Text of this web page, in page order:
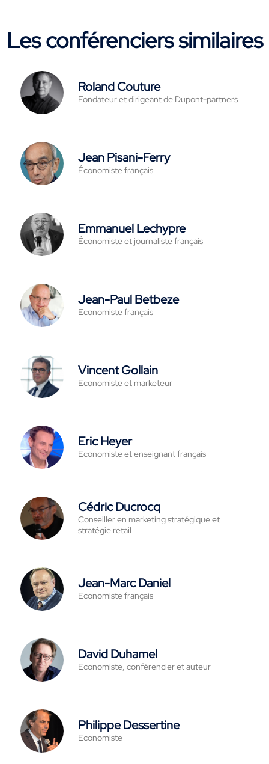
Les conférenciers similaires
Roland Couture
Fondateur et dirigeant de Dupont-partners
Jean Pisani-Ferry
Économiste français
Emmanuel Lechypre
Économiste et journaliste français
Jean-Paul Betbeze
Economiste français
Vincent Gollain
Economiste et marketeur
Eric Heyer
Economiste et enseignant français
Cédric Ducrocq
Conseiller en marketing stratégique et
stratégie retail
Jean-Marc Daniel
Economiste français
David Duhamel
Economiste, conférencier et auteur
Philippe Dessertine
Economiste